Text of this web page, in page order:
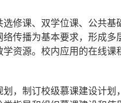
法改革，推动优质课程教
修课、双学位课、公共
传播为基本要求，形成多
资源。校内应用的在线课